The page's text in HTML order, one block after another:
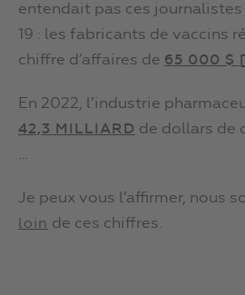
entendait pas ces
19 : les fabricants de vaccins
chiffre d’affaires de 65 000 $
En 2022, l’industrie
42,3 MILLIARD de dollars de
…
Je peux vous l’affirmer, nous
loin de ces chiffres.